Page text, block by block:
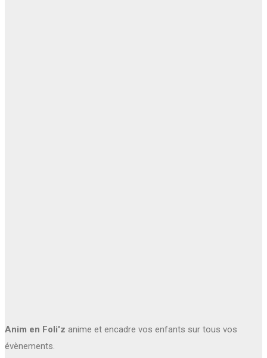
Anim en Foli'z anime et encadre vos enfants sur tous vos
évènements.